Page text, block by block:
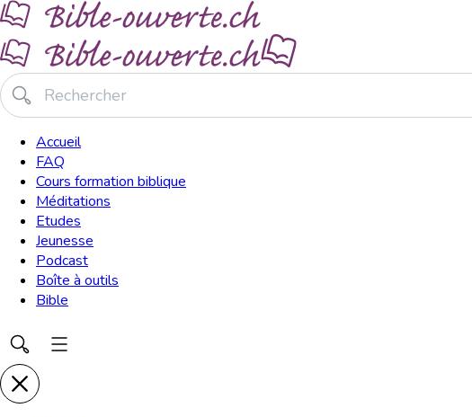
Accueil
FAQ
Cours formation biblique
Méditations
Etudes
Jeunesse
Podcast
Boîte à outils
Bible